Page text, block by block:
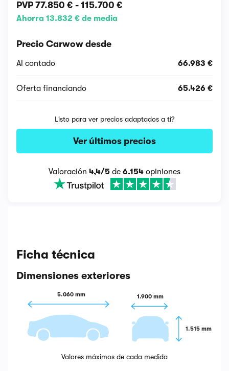
PVP 77.850 € - 115.700 €
Ahorra 13.832 € de media
Precio Carwow desde
Al contado 66.983 €
Oferta financiando 65.426 €
Listo para ver precios adaptados a ti?
Ver últimos precios
Valoración 4,4/5 de 6.154 opiniones
Ficha técnica
Dimensiones exteriores
5.060 mm 1.900 mm
1.515 mm
Valores máximos de cada medida